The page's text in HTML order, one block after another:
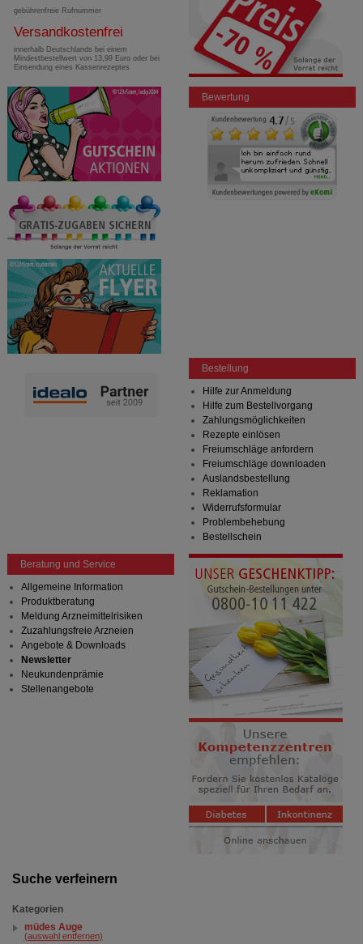
Suche verfeinern
Kategorien
müdes Auge
(auswahl entfernen)
gebührenfreie Rufnummer
Versandkostenfrei
innerhalb Deutschlands bei einem
Mindestbestellwert von 13,99 Euro oder bei
Einsendung eines Kassenrezeptes
Bewertung
Bestellung
Hilfe zur Anmeldung
Hilfe zum Bestellvorgang
Zahlungsmöglichkeiten
Rezepte einlösen
Freiumschläge anfordern
Freiumschläge downloaden
Auslandsbestellung
Reklamation
Widerrufsformular
Problembehebung
Bestellschein
Beratung und Service
Allgemeine Information
Produktberatung
Meldung Arzneimittelrisiken
Zuzahlungsfreie Arzneien
Angebote & Downloads
Newsletter
Neukundenprämie
Stellenangebote